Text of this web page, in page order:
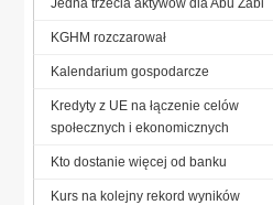
KGHM rozczarował
Kalendarium gospodarcze
Kredyty z UE na łączenie celów
społecznych i ekonomicznych
Kto dostanie więcej od banku
Kurs na kolejny rekord wyników